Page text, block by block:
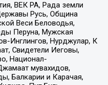
ВЕК РА, Рада земли
Русь, Община
Веси Беловодья,
Перуна, Мужская
Инглингов, Нурджулар, К
Свидетели Иеговы,
Национал-
мувахидов,
Балкарии и Карачая,